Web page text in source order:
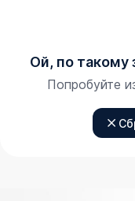
Ой, по такому
Попробуйте